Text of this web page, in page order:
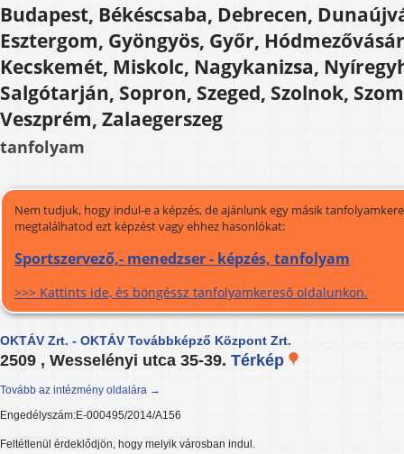
Budapest, Békéscsaba, Debrecen,
Esztergom, Gyöngyös, Győr,
Kecskemét, Miskolc, Nagykanizsa,
Salgótarján, Sopron, Szeged, Szolnok,
Veszprém, Zalaegerszeg
tanfolyam
Nem tudjuk, hogy indul-e a képzés, de ajánlunk egy másik
megtalálhatod ezt képzést vagy ehhez hasonlókat:
Sportszervező,- menedzser - képzés, tanfolyam
>>> Kattints ide, és böngéssz tanfolyamkereső oldalunkon.
OKTÁV Zrt. - OKTÁV Továbbképző Központ Zrt.
2509 , Wesselényi utca 35-39. Térkép
Tovább az intézmény oldalára →
Engedélyszám:E-000495/2014/A156
Feltétlenül érdeklődjön, hogy melyik városban indul.